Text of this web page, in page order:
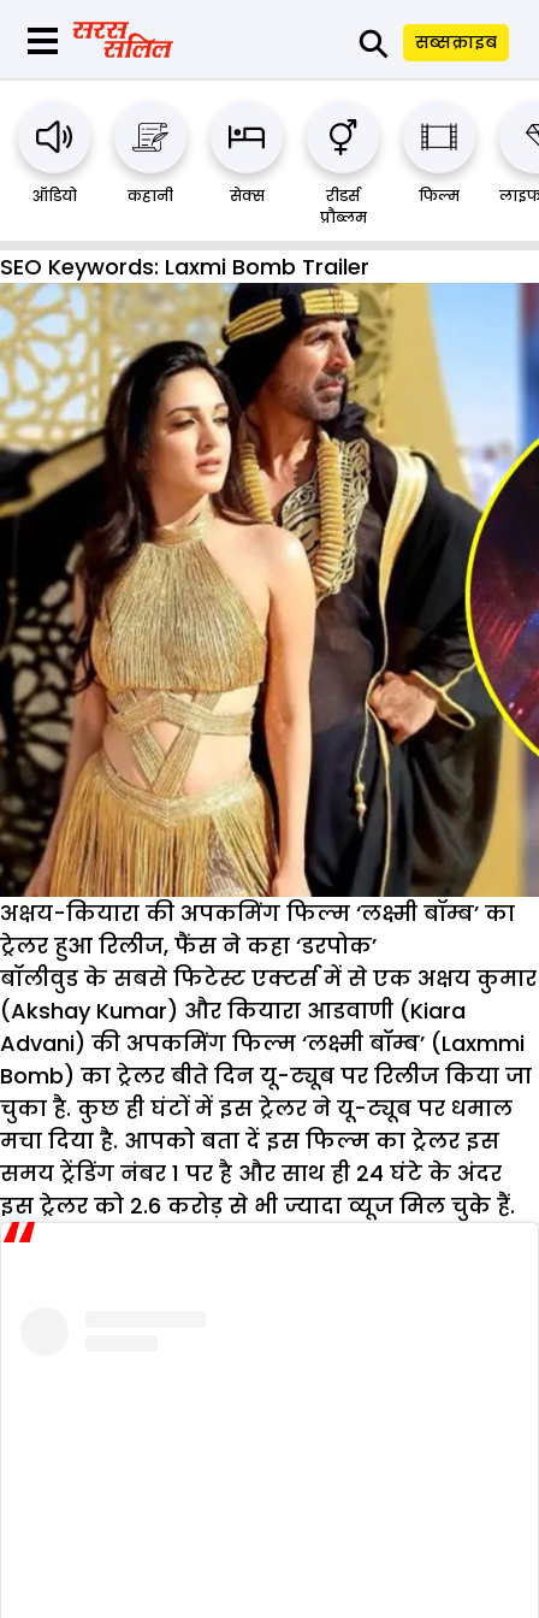
⚲ सब्सक्राइब
ऑडियो कहानी सेक्स
रीडर्स
प्रौब्लम
फिल्म
SEO Keywords: Laxmi Bomb Trailer
अक्षय-कियारा की अपकमिंग फिल्म ‘लक्ष्मी बॉम्ब’ का
ट्रेलर हुआ रिलीज, फैंस ने कहा ‘डरपोक’
बॉलीवुड के सबसे फिटेस्ट एक्टर्स में से एक अक्षय कुमार
(Akshay Kumar) और कियारा आडवाणी (Kiara
Advani) की अपकमिंग फिल्म ‘लक्ष्मी बॉम्ब’ (Laxmmi
Bomb) का ट्रेलर बीते दिन यू-ट्यूब पर रिलीज किया जा
चुका है. कुछ ही घंटों में इस ट्रेलर ने यू-ट्यूब पर धमाल
मचा दिया है. आपको बता दें इस फिल्म का ट्रेलर इस
समय ट्रेंडिंग नंबर 1 पर है और साथ ही 24 घंटे के अंदर
इस ट्रेलर को 2.6 करोड़ से भी ज्यादा व्यूज मिल चुके हैं.